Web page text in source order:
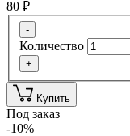
80 ₽
-
Количество
+
Купить
Под заказ
-10%